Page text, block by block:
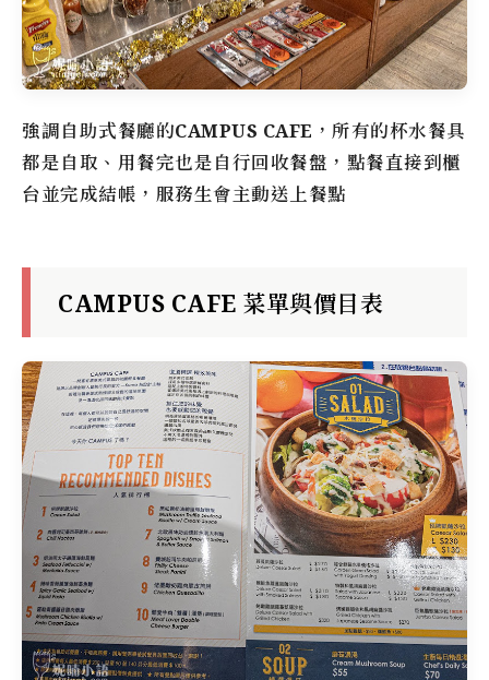
強調自助式餐廳的CAMPUS CAFE ，所有的杯水餐具
都是自取、用餐完也是自行回收餐盤，點餐直接到櫃
台並完成結帳，服務生會主動送上餐點
CAMPUS CAFE 菜單與價目表